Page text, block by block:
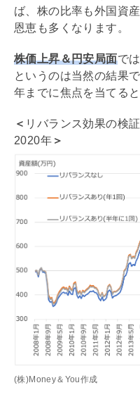
ば、株の比率も外国資
恩恵も多くなります。
株価上昇＆円安局面では
というのは当然の結果
年までに焦点を当てる
＜ リバランス効果の検証
2020年 ＞
(株)Money＆You作成